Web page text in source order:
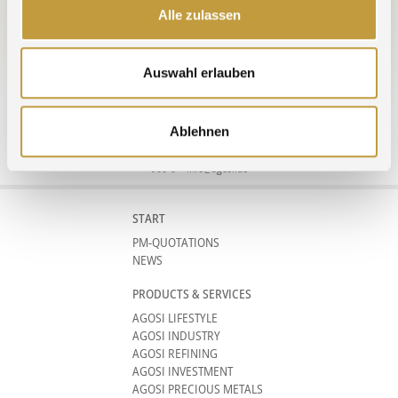
Alle zulassen
Auswahl erlauben
Ablehnen
All Trade Fairs »
Agosi AG Kanzlerstrasse 17 75175 Pforzheim Germany phone +49 (0)7231
960-0info@agosi.de
START
PM-QUOTATIONS
NEWS
PRODUCTS & SERVICES
AGOSI LIFESTYLE
AGOSI INDUSTRY
AGOSI REFINING
AGOSI INVESTMENT
AGOSI PRECIOUS METALS